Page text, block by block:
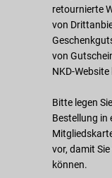
retournierte
von
von
NKD-
Bitte legen
Bestellung in
vor, damit
können.